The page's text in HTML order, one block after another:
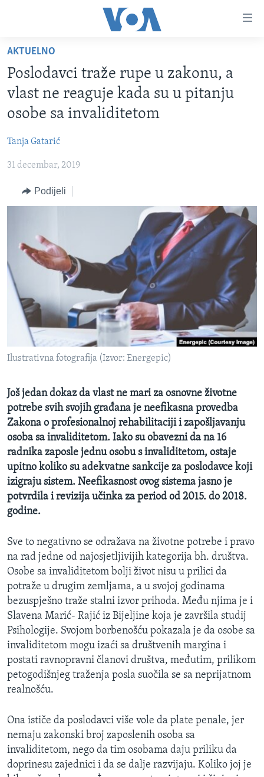
glavni
sadržaj
Pređi
na
glavnu
Idi
na
TV PROGRAM
VIDEO
FOTOGRAFIJE DANA
SJEDINJENE AMERIČKE DRŽAVE
BOSNA I HERCEGOVINA
SVIJET
NAUKA I TEHNOLOGIJA
SPECIJALNI PROJEKTI
KORUPCIJA
ŽENSKA STRANA
IZBJEGLIČKA STRANA
MAGAZIN
O GLASU AMERIKE
Learning English
PRATITE NAS
Jezici
AKTUELNO
Poslodavci traže rupe u zakonu, a
vlast ne reaguje kada su u pitanju
osobe sa invaliditetom
Tanja Gatarić
31 decembar, 2019
Podijeli
Ilustrativna fotografija (Izvor: Energepic)
Još jedan dokaz da vlast ne mari za osnovne životne
potrebe svih svojih građana je neefikasna provedba
Zakona o profesionalnoj rehabilitaciji i zapošljavanju
osoba sa invaliditetom. Iako su obavezni da na 16
radnika zaposle jednu osobu s invaliditetom, ostaje
upitno koliko su adekvatne sankcije za poslodavce koji
izigraju sistem. Neefikasnost ovog sistema jasno je
potvrdila i revizija učinka za period od 2015. do 2018.
godine.
Sve to negativno se odražava na životne potrebe i pravo
na rad jedne od najosjetljivijih kategorija bh. društva.
Osobe sa invaliditetom bolji život nisu u prilici da
potraže u drugim zemljama, a u svojoj godinama
bezuspješno traže stalni izvor prihoda. Među njima je i
Slavena Marić- Rajić iz Bijeljine koja je završila studij
Psihologije. Svojom borbenošću pokazala je da osobe sa
invaliditetom mogu izaći sa društvenih margina i
postati ravnopravni članovi društva, međutim, prilikom
petogodišnjeg traženja posla suočila se sa neprijatnom
realnošću.
Ona ističe da poslodavci više vole da plate penale, jer
nemaju zakonski broj zaposlenih osoba sa
invaliditetom, nego da tim osobama daju priliku da
doprinesu zajednici i da se dalje razvijaju. Koliko joj je